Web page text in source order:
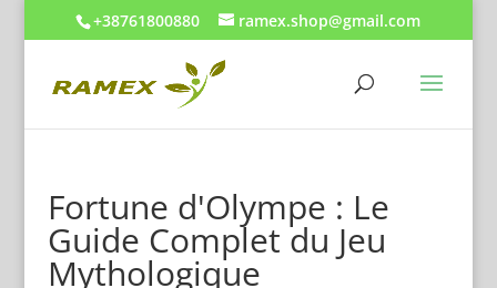
+38761800880 ramex.shop@gmail.com
Fortune d'Olympe : Le
Guide Complet du Jeu
Mythologique